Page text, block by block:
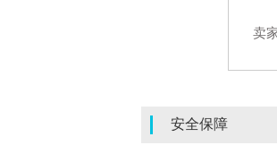
卖
安全保障